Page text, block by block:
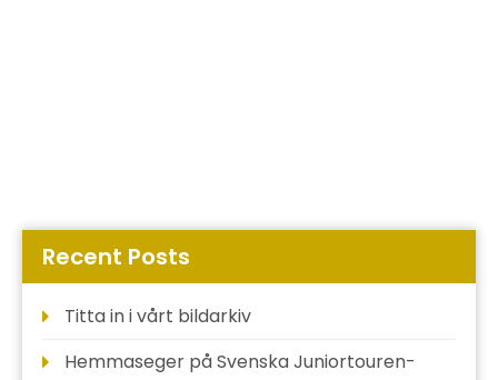
Recent Posts
Titta in i vårt bildarkiv
Hemmaseger på Svenska Juniortouren-